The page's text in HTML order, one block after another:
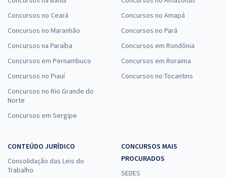
Concursos no Ceará
Concursos no Maranhão
Concursos na Paraíba
Concursos em Pernambuco
Concursos no Piauí
Concursos no Rio Grande do
Norte
Concursos em Sergipe
Concursos no Amapá
Concursos no Pará
Concursos em Rondônia
Concursos em Roraima
Concursos no Tocantins
CONTEÚDO JURÍDICO
Consolidação das Leis do
Trabalho
CONCURSOS MAIS
PROCURADOS
SEDES